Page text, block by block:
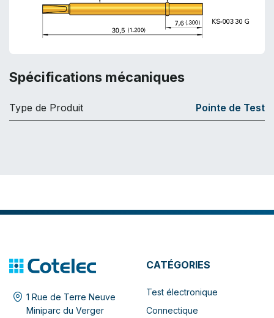
Spécifications mécaniques
Type de Produit Pointe de Test
1 Rue de Terre Neuve
Miniparc du Verger
CATÉGORIES
Test électronique
Connectique